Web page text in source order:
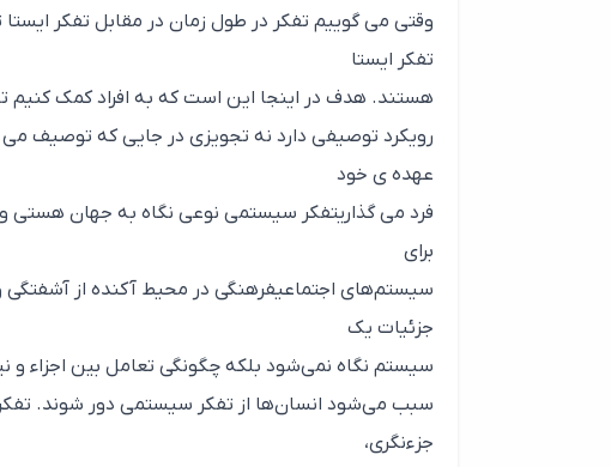
وقتی می گوییم تفکر در طول زمان در مقابل تفکر
تفکر ایستا
هستند. هدف در اینجا این است که به افراد کمک
رویکرد توصیفی دارد نه تجویزی در جایی که توصیف
عهده ی خود
فرد می گذاریتفکر سیستمی نوعی نگاه به جهان
برای
سیستم‌های اجتماعیفرهنگی در محیط آکنده از آشفتگی
جزئیات یک
سیستم نگاه نمی‌شود بلکه چگونگی تعامل بین اجزاء و
سبب می‌شود انسان‌ها از تفکر سیستمی دور شوند.
جزء‌نگری،